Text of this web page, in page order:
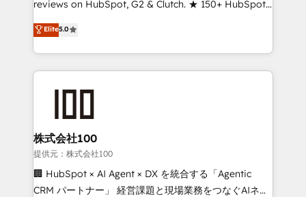
reviews on HubSpot, G2 & Clutch. ★ 150+ HubSpot
Certified Experts & Trainers across the team ★
1,500+ implementations across five continents ★ AI-
First, RevOps-led, Onboarding obsessed ★
Company of the Year 2024/25 INSIDEA helps
and build AI-powered workflows that drive adoption
from week one, in your time zone. What we do ➤
Onboarding: Live in weeks, with workflows built
around your business, not a template. ➤ Migration:
Move from any legacy CRM. Zero downtime, full data
Elite5.0
株式会社100
提供元：株式会社100
🏢 HubSpot × AI Agent × DX を統合する「Agentic
CRM パートナー」 経営課題と現場業務をつなぐAIネイ